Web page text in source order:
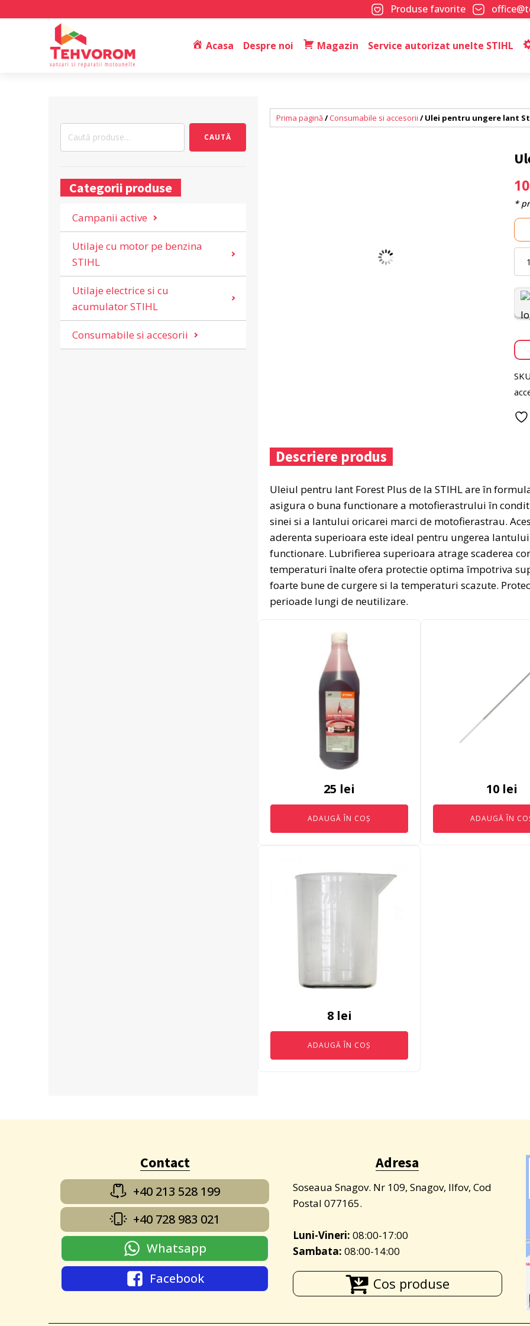
Produse favorite
Acasa Despre noi Magazin Service autorizat unelte STIHL
Caută
CAUTĂ
Categorii produse
Campanii active
Utilaje cu motor pe benzina
STIHL
Utilaje electrice si cu
acumulator STIHL
Consumabile si accesorii
Prima pagină/Consumabile si accesorii / Ulei pentru ungere lant
*
lant
Stihl
Descriere produs
Uleiul pentru lant Forest Plus de la STIHL are în
asigura o buna functionare a motofierastrului în
sinei si a lantului oricarei marci de motofierastrau.
aderenta superioara este ideal pentru ungerea
functionare. Lubrifierea superioara atrage scaderea
temperaturi înalte ofera protectie optima împotriva
foarte bune de curgere si la temperaturi scazute.
perioade lungi de neutilizare.
25 lei
ADAUGĂ ÎN COȘ
10 lei
ADAUGĂ ÎN
8 lei
ADAUGĂ ÎN COȘ
Contact
+40 213 528 199
+40 728 983 021
Whatsapp
Facebook
Adresa
Soseaua Snagov. Nr 109, Snagov, Ilfov, Cod
Postal 077165.
Luni-Vineri:08:00-17:00
Sambata:08:00-14:00
Cos produse